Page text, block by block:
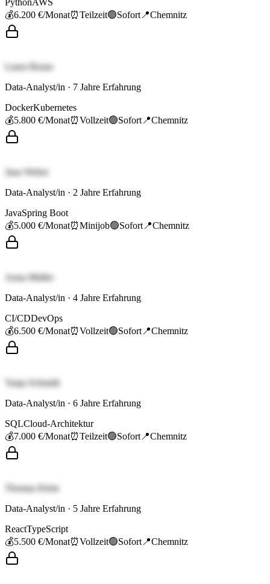
PythonAWS
💰6.200 €/Monat⏰Teilzeit🟢Sofort 📍Chemnitz
Laura Braun
Data-Analyst/in · 7 Jahre Erfahrung
DockerKubernetes
💰5.800 €/Monat⏰Vollzeit🟢Sofort 📍Chemnitz
Jana Weber
Data-Analyst/in · 2 Jahre Erfahrung
JavaSpring Boot
💰5.000 €/Monat⏰Minijob🟢Sofort 📍Chemnitz
Anna Müller
Data-Analyst/in · 4 Jahre Erfahrung
CI/CDDevOps
💰6.500 €/Monat⏰Vollzeit🟢Sofort 📍Chemnitz
Tanja Schmidt
Data-Analyst/in · 6 Jahre Erfahrung
SQLCloud-Architektur
💰7.000 €/Monat⏰Teilzeit🟢Sofort 📍Chemnitz
Thomas Klein
Data-Analyst/in · 5 Jahre Erfahrung
ReactTypeScript
💰5.500 €/Monat⏰Vollzeit🟢Sofort 📍Chemnitz